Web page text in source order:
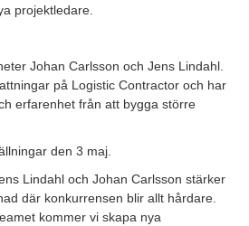
projektledare.
Johan Carlsson och Jens Lindahl.
på Logistic Contractor och har
erfarenhet från att bygga större
den 3 maj.
Lindahl och Johan Carlsson stärker
där konkurrensen blir allt hårdare.
kommer vi skapa nya